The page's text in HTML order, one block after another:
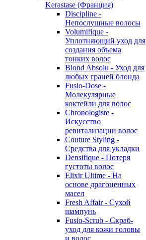
Kerastase (Франция)
Discipline -
Непослушные волосы
Volumifique -
Уплотняющий уход для
создания объема
тонких волос
Blond Absolu - Уход для
любых граней блонда
Fusio-Dose -
Молекулярные
коктейли для волос
Chronologiste -
Искусство
ревитализации волос
Couture Styling -
Средства для укладки
Densifique - Потеря
густоты волос
Elixir Ultime - На
основе драгоценных
масел
Fresh Affair - Сухой
шампунь
Fusio-Scrub - Скраб-
уход для кожи головы
и волос